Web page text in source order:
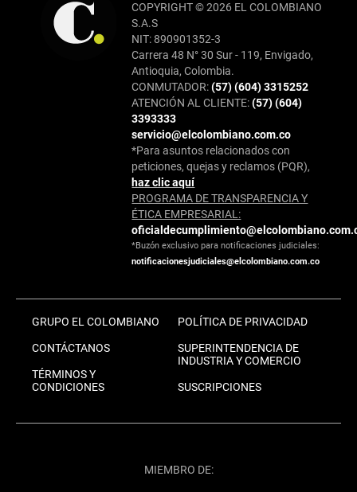
COPYRIGHT © 2026 EL COLOMBIANO
S.A.S
NIT: 890901352-3
Carrera 48 N° 30 Sur - 119, Envigado,
Antioquia, Colombia.
CONMUTADOR:(57) (604) 3315252
ATENCIÓN AL CLIENTE:(57) (604)
3393333
servicio@elcolombiano.com.co
*Para asuntos relacionados con
peticiones, quejas y reclamos (PQR),
haz clic aquí
PROGRAMA DE TRANSPARENCIA Y
ÉTICA EMPRESARIAL:
*Buzón exclusivo para notificaciones judiciales:
notificacionesjudiciales@elcolombiano.com.co
GRUPO EL COLOMBIANO
CONTÁCTANOS
TÉRMINOS Y
CONDICIONES
POLÍTICA DE PRIVACIDAD
SUPERINTENDENCIA DE
INDUSTRIA Y COMERCIO
SUSCRIPCIONES
MIEMBRO DE: